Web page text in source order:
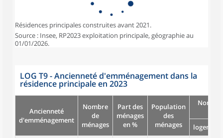
Résidences principales construites avant 2021.
Source : Insee, RP2023 exploitation principale, géographie au
01/01/2026.
LOG T9 - Ancienneté d'emménagement dans la
résidence principale en 2023
Ancienneté
d'emménagement
Nombre
de
ménages
Part des
ménages
en %
Population
des
ménages
logement